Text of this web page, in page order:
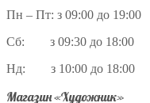
Пн – Пт: з 09:00 до 19:00
Сб: з 09:30 до 18:00
Нд: з 10:00 до 18:00
Магазин «Художник»